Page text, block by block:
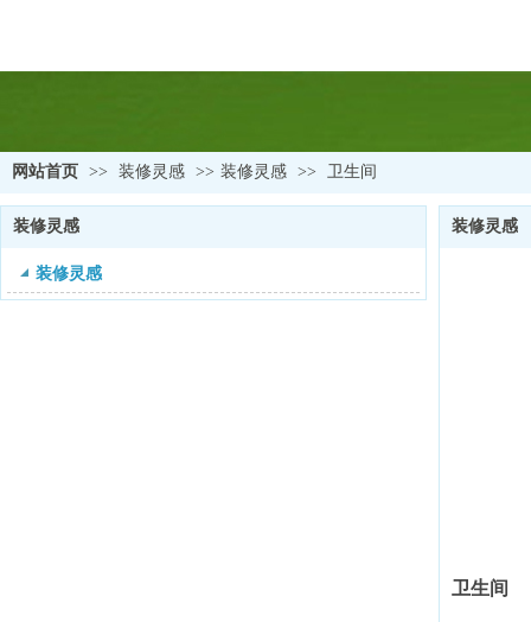
网站首页 >> 装修灵感 >> 装修灵感 >> 卫生间
装修灵感
装修灵感
装修灵感
卫生间